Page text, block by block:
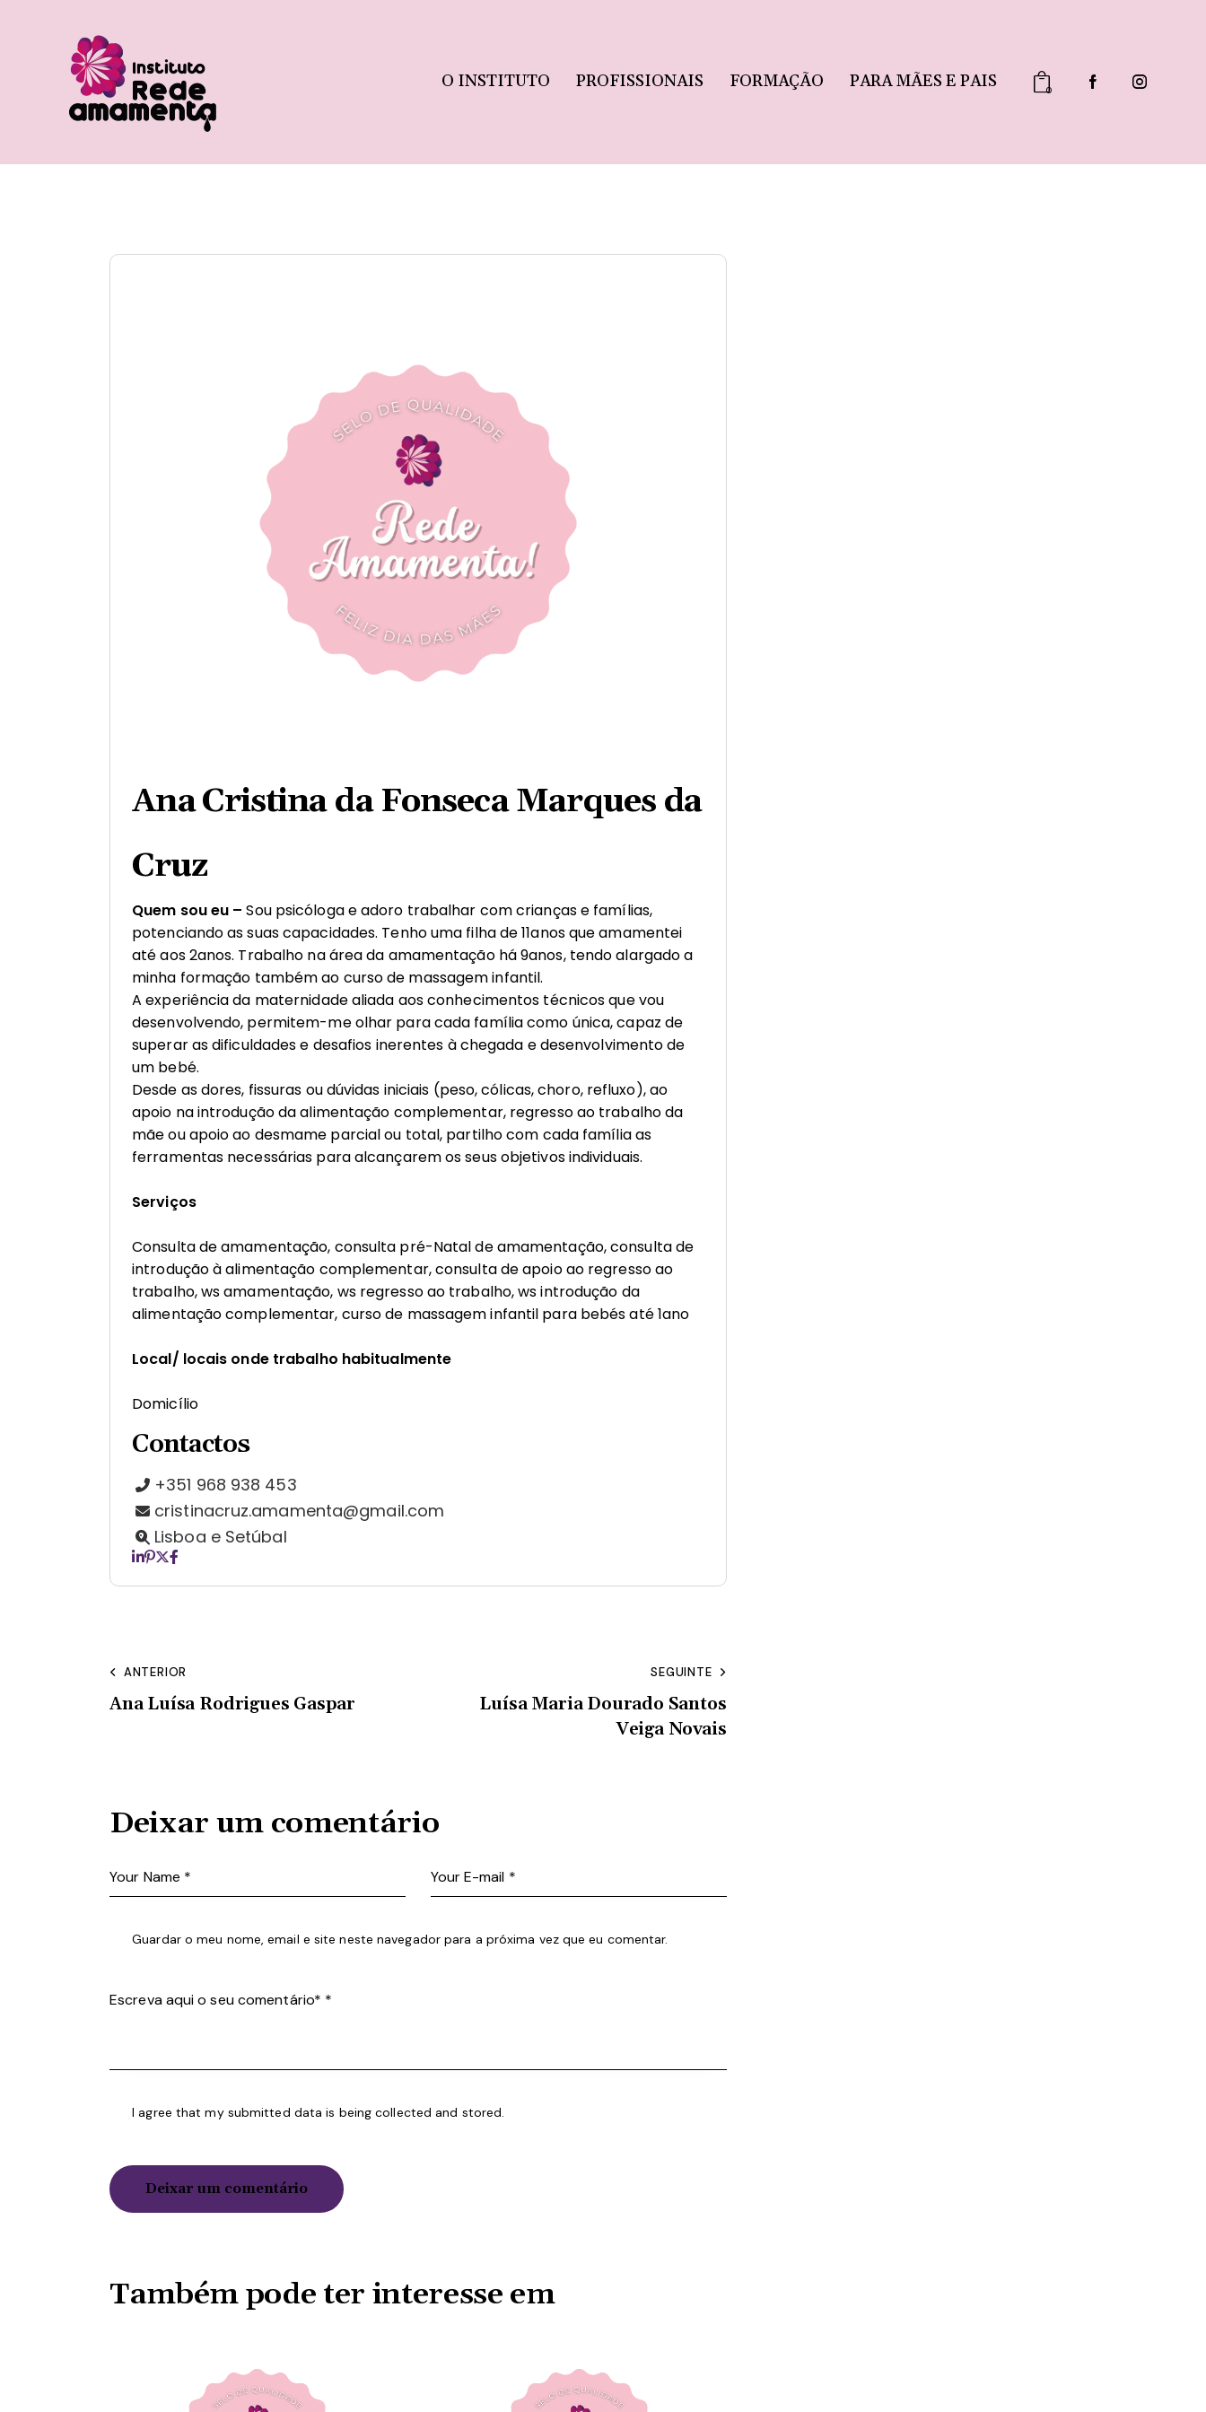
O INSTITUTO PROFISSIONAIS FORMAÇÃO PARA MÃES E PAIS 0
Ana Cristina da Fonseca Marques da
Cruz
Quem sou eu – Sou psicóloga e adoro trabalhar com crianças e famílias,
potenciando as suas capacidades. Tenho uma filha de 11anos que amamentei
até aos 2anos. Trabalho na área da amamentação há 9anos, tendo alargado a
minha formação também ao curso de massagem infantil.
A experiência da maternidade aliada aos conhecimentos técnicos que vou
desenvolvendo, permitem-me olhar para cada família como única, capaz de
superar as dificuldades e desafios inerentes à chegada e desenvolvimento de
um bebé.
Desde as dores, fissuras ou dúvidas iniciais (peso, cólicas, choro, refluxo), ao
apoio na introdução da alimentação complementar, regresso ao trabalho da
mãe ou apoio ao desmame parcial ou total, partilho com cada família as
ferramentas necessárias para alcançarem os seus objetivos individuais.
Serviços
Consulta de amamentação, consulta pré-Natal de amamentação, consulta de
introdução à alimentação complementar, consulta de apoio ao regresso ao
trabalho, ws amamentação, ws regresso ao trabalho, ws introdução da
alimentação complementar, curso de massagem infantil para bebés até 1ano
Local/ locais onde trabalho habitualmente
Domicílio
Contactos
+351 968 938 453
cristinacruz.amamenta@gmail.com
Lisboa e Setúbal
ANTERIOR
Ana Luísa Rodrigues Gaspar
SEGUINTE
Luísa Maria Dourado Santos
Veiga Novais
Deixar um comentário
Guardar o meu nome, email e site neste navegador para a próxima vez que eu comentar.
I agree that my submitted data is being collected and stored.
Também pode ter interesse em